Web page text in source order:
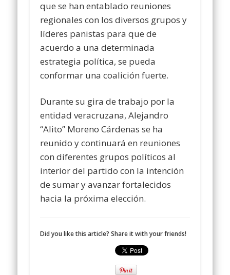
que se han entablado reuniones
regionales con los diversos grupos y
líderes panistas para que de
acuerdo a una determinada
estrategia política, se pueda
conformar una coalición fuerte.
Durante su gira de trabajo por la
entidad veracruzana, Alejandro
“Alito” Moreno Cárdenas se ha
reunido y continuará en reuniones
con diferentes grupos políticos al
interior del partido con la intención
de sumar y avanzar fortalecidos
hacia la próxima elección.
Did you like this article? Share it with your friends!